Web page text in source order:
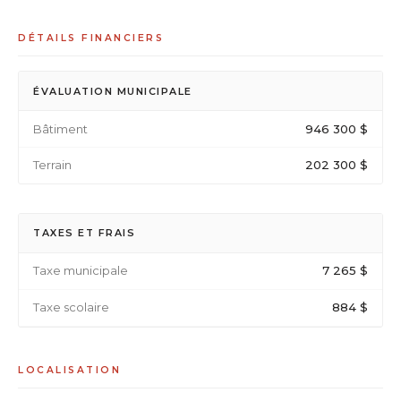
DÉTAILS FINANCIERS
ÉVALUATION MUNICIPALE
Bâtiment 946 300 $
Terrain 202 300 $
TAXES ET FRAIS
Taxe municipale 7 265 $
Taxe scolaire 884 $
LOCALISATION